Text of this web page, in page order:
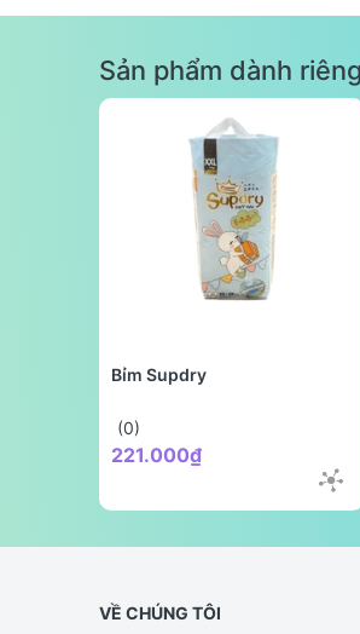
Sản phẩm dành
Bỉm Supdry
(0)
221.000₫
VỀ CHÚNG TÔI